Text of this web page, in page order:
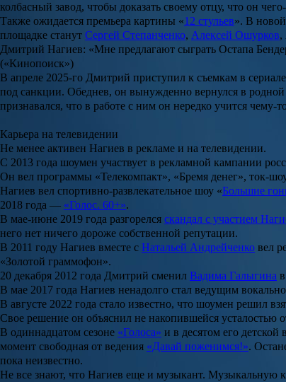
колбасный завод, чтобы доказать своему отцу, что он
Также ожидается премьера картины «12 стульев». В
площадке станут Сергей Степанченко, Алексей Ошурков,
Дмитрий Нагиев: «Мне предлагают сыграть Остапа
(«Кинопоиск»)
В апреле 2025-го Дмитрий приступил к съемкам в
под санкции. Обеднев, он вынужденно вернулся в
признавался, что в работе с ним он нередко учится
Карьера на телевидении
Не менее активен Нагиев в рекламе и на телевидении.
С 2013 года шоумен участвует в рекламной кампании
Он вел программы «Телекомпакт», «Бремя денег», ток-
Нагиев вел спортивно-развлекательное шоу «Большие
2018 года — «Голос. 60+».
В мае-июне 2019 года разгорелся скандал с участием
него нет ничего дороже собственной репутации.
В 2011 году Нагиев вместе с Натальей Андрейченко вел
«Золотой граммофон».
20 декабря 2012 года Дмитрий сменил Вадима Галыгина
В мае 2017 года Нагиев ненадолго стал ведущим
В августе 2022 года стало известно, что шоумен решил
Свое решение он объяснил не накопившейся усталостью
В одиннадцатом сезоне «Голоса» и в десятом его детской
момент свободная от ведения «Давай поженимся!».
пока неизвестно.
Не все знают, что Нагиев еще и музыкант. Музыкальную